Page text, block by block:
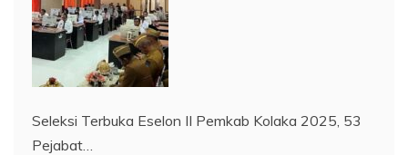
Seleksi Terbuka Eselon II Pemkab Kolaka 2025, 53
Pejabat…